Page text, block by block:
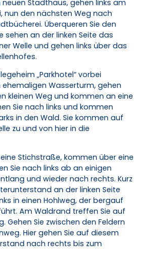
Stadthaus, gehen links am
nun den nächsten Weg nach
Überqueren Sie den
sehen an der linken Seite das
Welle und gehen links über das
„Parkhotel“ vorbei
ehemaligen Wasserturm, gehen
kleinen Weg und kommen an eine
Sie nach links und kommen
in den Wald. Sie kommen auf
zu und von hier in die
Stichstraße, kommen über eine
Sie nach links ab an einigen
und wieder nach rechts. Kurz
an der linken Seite
in einen Hohlweg, der bergauf
Am Waldrand treffen Sie auf
Gehen Sie zwischen den Feldern
Hier gehen Sie auf diesem
nach rechts bis zum